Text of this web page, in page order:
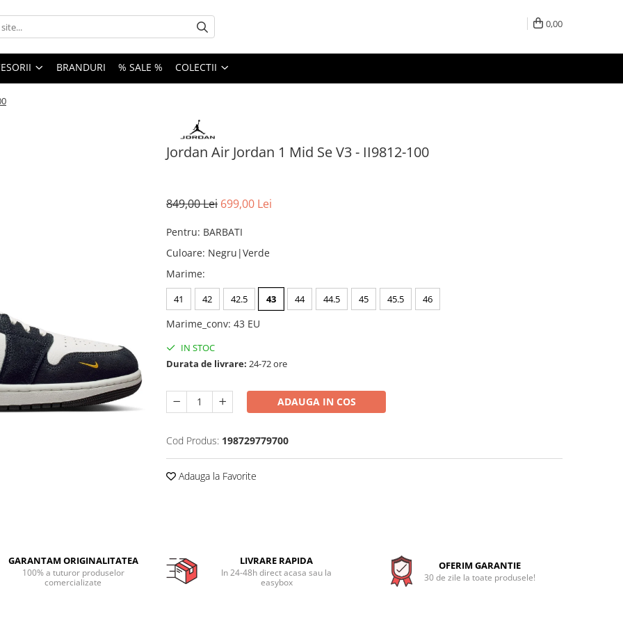
0,00
BRANDURI % SALE % COLECTII
Jordan Air Jordan 1 Mid Se V3 - II9812-100
849,00 Lei 699,00 Lei
Pentru: BARBATI
Culoare: Negru|Verde
Marime:
41 42 42.5 43 44 44.5 45 45.5 46
Marime_conv: 43 EU
IN STOC
Durata de livrare: 24-72 ore
ADAUGA IN COS
Cod Produs: 198729779700
Adauga la Favorite
GARANTAM ORIGINALITATEA
100% a tuturor produselor
comercializate
LIVRARE RAPIDA
In 24-48h direct acasa sau la
easybox
OFERIM GARANTIE
30 de zile la toate produsele!